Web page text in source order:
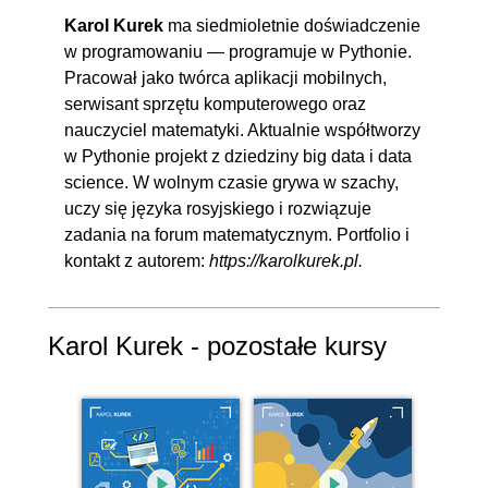
Karol Kurek ma siedmioletnie doświadczenie
w programowaniu — programuje w Pythonie.
Pracował jako twórca aplikacji mobilnych,
serwisant sprzętu komputerowego oraz
nauczyciel matematyki. Aktualnie współtworzy
w Pythonie projekt z dziedziny big data i data
science. W wolnym czasie grywa w szachy,
uczy się języka rosyjskiego i rozwiązuje
zadania na forum matematycznym. Portfolio i
kontakt z autorem: https://karolkurek.pl.
Karol Kurek - pozostałe kursy